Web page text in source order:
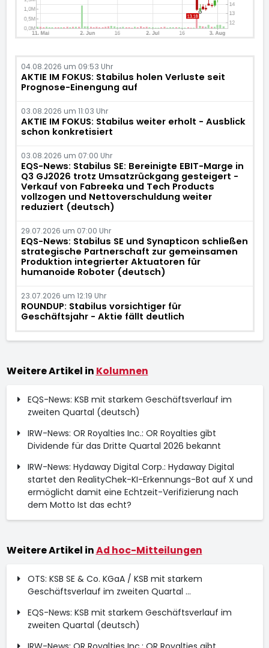
04.08.2026 um 09:53 Uhr
AKTIE IM FOKUS: Stabilus holen Verluste seit
Prognose-Einengung auf
03.08.2026 um 11:03 Uhr
AKTIE IM FOKUS: Stabilus weiter erholt - Ausblick
schon konkretisiert
03.08.2026 um 07:00 Uhr
EQS-News: Stabilus SE: Bereinigte EBIT-Marge in
Q3 GJ2026 trotz Umsatzrückgang gesteigert -
Verkauf von Fabreeka und Tech Products
vollzogen und Nettoverschuldung weiter
reduziert (deutsch)
29.07.2026 um 07:00 Uhr
EQS-News: Stabilus SE und Synapticon schließen
strategische Partnerschaft zur gemeinsamen
Produktion integrierter Aktuatoren für
humanoide Roboter (deutsch)
23.07.2026 um 12:19 Uhr
ROUNDUP: Stabilus vorsichtiger für
Geschäftsjahr - Aktie fällt deutlich
Weitere Artikel in Kolumnen
EQS-News: KSB mit starkem Geschäftsverlauf im
zweiten Quartal (deutsch)
IRW-News: OR Royalties Inc.: OR Royalties gibt
Dividende für das Dritte Quartal 2026 bekannt
IRW-News: Hydaway Digital Corp.: Hydaway Digital
startet den RealityChek-KI-Erkennungs-Bot auf X und
ermöglicht damit eine Echtzeit-Verifizierung nach
dem Motto Ist das echt?
Weitere Artikel inAd hoc-Mitteilungen
OTS: KSB SE & Co. KGaA / KSB mit starkem
Geschäftsverlauf im zweiten Quartal ...
EQS-News: KSB mit starkem Geschäftsverlauf im
zweiten Quartal (deutsch)